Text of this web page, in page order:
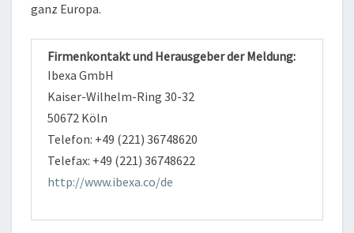
ganz Europa.
Firmenkontakt und Herausgeber der Meldung:
Ibexa GmbH
Kaiser-Wilhelm-Ring 30-32
50672 Köln
Telefon: +49 (221) 36748620
Telefax: +49 (221) 36748622
http://www.ibexa.co/de